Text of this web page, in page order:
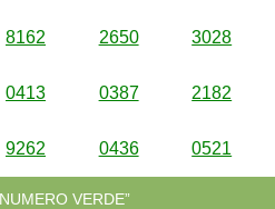
8162 2650 3028
0413 0387 2182
9262 0436 0521
VERDE”